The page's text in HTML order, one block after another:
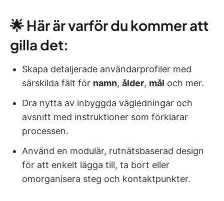
🌟 Här är varför du kommer att
gilla det:
Skapa detaljerade användarprofiler med
särskilda fält för namn, ålder, mål och mer.
Dra nytta av inbyggda vägledningar och
avsnitt med instruktioner som förklarar
processen.
Använd en modulär, rutnätsbaserad design
för att enkelt lägga till, ta bort eller
omorganisera steg och kontaktpunkter.